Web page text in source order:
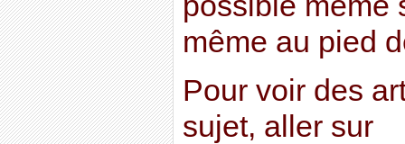
même au pied
Pour voir des
sujet, aller sur